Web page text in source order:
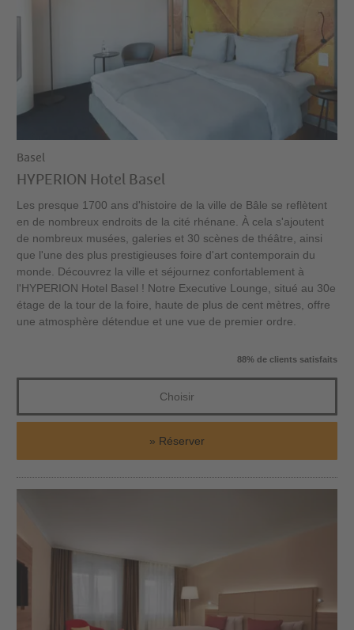
Basel
HYPERION Hotel Basel
Les presque 1700 ans d'histoire de la ville de Bâle se reflètent
en de nombreux endroits de la cité rhénane. À cela s'ajoutent
de nombreux musées, galeries et 30 scènes de théâtre, ainsi
que l'une des plus prestigieuses foire d'art contemporain du
monde. Découvrez la ville et séjournez confortablement à
l'HYPERION Hotel Basel ! Notre Executive Lounge, situé au 30e
étage de la tour de la foire, haute de plus de cent mètres, offre
une atmosphère détendue et une vue de premier ordre.
88% de clients satisfaits
Choisir
Réserver